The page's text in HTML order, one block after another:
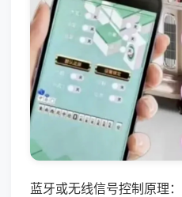
蓝牙或无线信号控制原理